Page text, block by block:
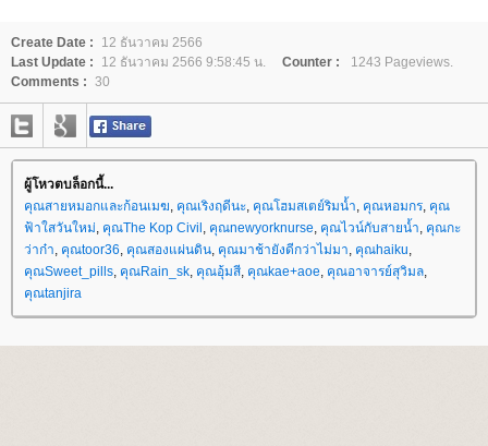
Create Date :
12 ธันวาคม 2566
Last Update :
12 ธันวาคม 2566 9:58:45 น. Counter :
1243 Pageviews.
Comments : 30
ผู้โหวตบล็อกนี้...
คุณสายหมอกและก้อนเมฆ, คุณเริงฤดีนะ, คุณโฮมสเตย์ริมน้ำ, คุณหอมกร, คุณ
ฟ้าใสวันใหม่, คุณThe Kop Civil , คุณnewyorknurse, คุณไวน์กับสายน้ำ, คุณกะ
ว่าก๋า, คุณtoor36, คุณสองแผ่นดิน, คุณมาช้ายังดีกว่าไม่มา, คุณhaiku,
คุณSweet_pills, คุณRain_sk, คุณอุ้มสี, คุณkae+aoe, คุณอาจารย์สุวิมล,
คุณtanjira